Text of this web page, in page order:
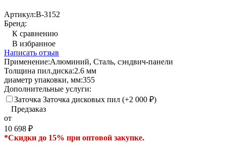
Артикул:B-3152
Бренд:
К сравнению
В избранное
Написать отзыв
Применение:Алюминий, Сталь, сэндвич-панели
Толщина пил.диска:2.6 мм
диаметр упаковки, мм:355
Дополнительные услуги:
Заточка Заточка дисковых пил (+2 000 ₽)
Предзаказ
от
10 698 ₽
*Скидки до 15% при оптовой закупке.